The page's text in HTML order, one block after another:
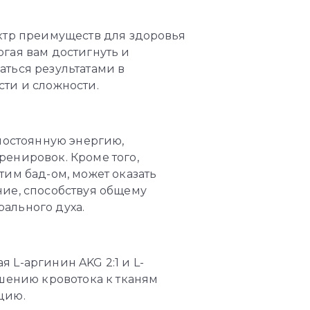
преимуществ для здоровья
вам достигнуть и
результатами в
и сложности.
энергию,
Кроме того,
бад-ом, может оказать
способствуя общему
духа.
аргинин AKG 2:1 и L-
кровотока к тканям